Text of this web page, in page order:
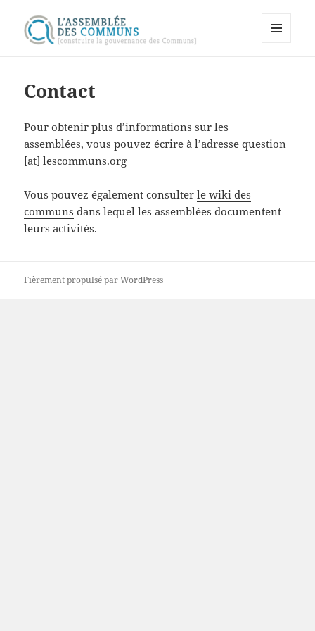
Contact
Pour obtenir plus d’informations sur les
assemblées, vous pouvez écrire à l’adresse question
[at] lescommuns.org
Vous pouvez également consulterle wiki des
communs dans lequel les assemblées documentent
leurs activités.
Fièrement propulsé par WordPress